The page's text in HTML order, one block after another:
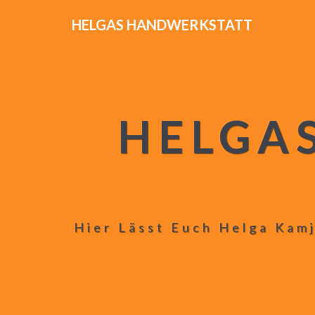
HELGAS HANDWERKSTATT
Hier Lässt Euch Helga